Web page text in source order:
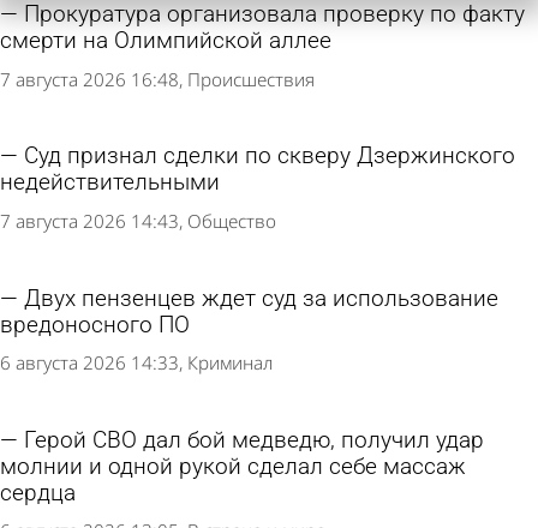
Прокуратура организовала проверку по факту
смерти на Олимпийской аллее
7 августа 2026 16:48 Происшествия
Суд признал сделки по скверу Дзержинского
недействительными
7 августа 2026 14:43 Общество
Двух пензенцев ждет суд за использование
вредоносного ПО
6 августа 2026 14:33 Криминал
Герой СВО дал бой медведю, получил удар
молнии и одной рукой сделал себе массаж
сердца